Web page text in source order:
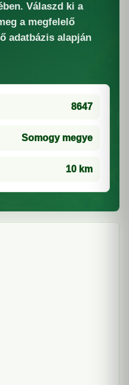
Válaszd ki a
a megfelelő
adatbázis alapján
8647
Somogy megye
10 km